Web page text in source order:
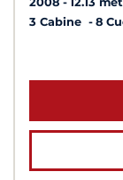
3 Cabine
8